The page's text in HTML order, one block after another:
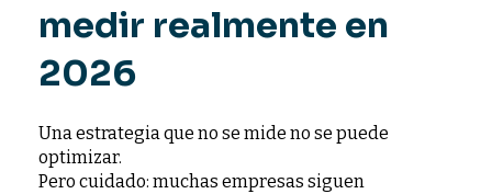
medir realmente en
2026
Una estrategia que no se mide no se puede
optimizar.
Pero cuidado: muchas empresas siguen